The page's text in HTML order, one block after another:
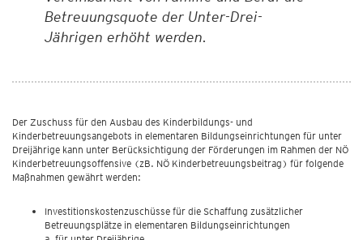
Betreuungsquote der Unter-Drei-
Jährigen erhöht werden.
Der Zuschuss für den Ausbau des Kinderbildungs- und
Kinderbetreuungsangebots in elementaren Bildungseinrichtungen für unter
Dreijährige kann unter Berücksichtigung der Förderungen im Rahmen der NÖ
Kinderbetreuungsoffensive (zB. NÖ Kinderbetreuungsbeitrag) für folgende
Maßnahmen gewährt werden:
Investitionskostenzuschüsse für die Schaffung zusätzlicher
Betreuungsplätze in elementaren Bildungseinrichtungen